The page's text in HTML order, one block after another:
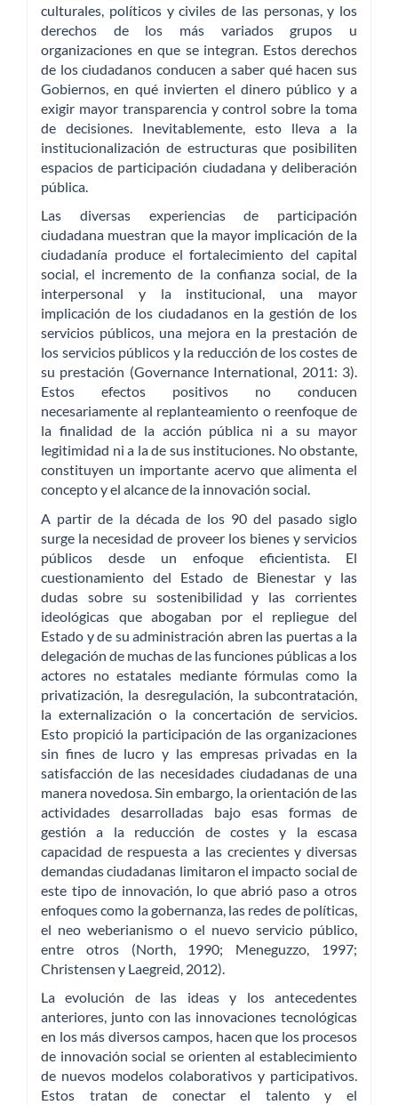
culturales, políticos y civiles de las personas, y los
derechos de los más variados grupos u
organizaciones en que se integran. Estos derechos
de los ciudadanos conducen a saber qué hacen sus
Gobiernos, en qué invierten el dinero público y a
exigir mayor transparencia y control sobre la toma
de decisiones. Inevitablemente, esto lleva a la
institucionalización de estructuras que posibiliten
espacios de participación ciudadana y deliberación
pública.
Las diversas experiencias de participación
ciudadana muestran que la mayor implicación de la
ciudadanía produce el fortalecimiento del capital
social, el incremento de la confianza social, de la
interpersonal y la institucional, una mayor
implicación de los ciudadanos en la gestión de los
servicios públicos, una mejora en la prestación de
los servicios públicos y la reducción de los costes de
su prestación (Governance International, 2011: 3).
Estos efectos positivos no conducen
necesariamente al replanteamiento o reenfoque de
la finalidad de la acción pública ni a su mayor
legitimidad ni a la de sus instituciones. No obstante,
constituyen un importante acervo que alimenta el
concepto y el alcance de la innovación social.
A partir de la década de los 90 del pasado siglo
surge la necesidad de proveer los bienes y servicios
públicos desde un enfoque eficientista. El
cuestionamiento del Estado de Bienestar y las
dudas sobre su sostenibilidad y las corrientes
ideológicas que abogaban por el repliegue del
Estado y de su administración abren las puertas a la
delegación de muchas de las funciones públicas a los
actores no estatales mediante fórmulas como la
privatización, la desregulación, la subcontratación,
la externalización o la concertación de servicios.
Esto propició la participación de las organizaciones
sin fines de lucro y las empresas privadas en la
satisfacción de las necesidades ciudadanas de una
manera novedosa. Sin embargo, la orientación de las
actividades desarrolladas bajo esas formas de
gestión a la reducción de costes y la escasa
capacidad de respuesta a las crecientes y diversas
demandas ciudadanas limitaron el impacto social de
este tipo de innovación, lo que abrió paso a otros
enfoques como la gobernanza, las redes de políticas,
el neo weberianismo o el nuevo servicio público,
entre otros (North, 1990; Meneguzzo, 1997;
Christensen y Laegreid, 2012).
La evolución de las ideas y los antecedentes
anteriores, junto con las innovaciones tecnológicas
en los más diversos campos, hacen que los procesos
de innovación social se orienten al establecimiento
de nuevos modelos colaborativos y participativos.
Estos tratan de conectar el talento y el